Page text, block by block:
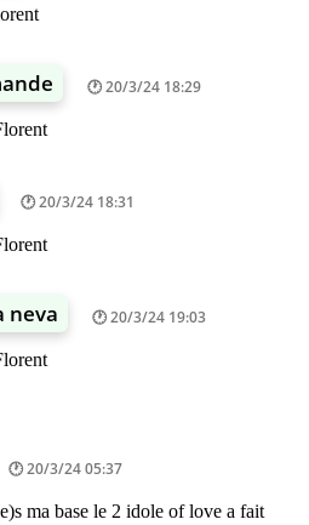
20/3/24 18:29
20/3/24 18:31
neva 20/3/24 19:03
20/3/24 05:37
ma base le 2 idole of love a fait